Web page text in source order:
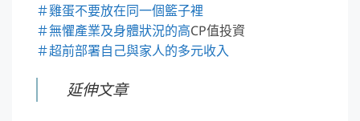
＃雞蛋不要放在同一個籃子裡
＃無懼產業及身體狀況的高CP值投資
＃超前部署自己與家人的多元收入
延伸文章